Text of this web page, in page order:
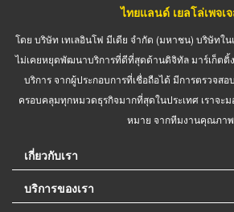
ไทยแลนด์ เยลโล่เพจเ
โดย บริษัท เทเลอินโฟ มีเดีย จำกัด (มหาชน) บริษัทใน
ไม่เคยหยุดพัฒนาบริการที่ดีที่สุดด้านดิจิทัล มาร์เก็ตติ้
บริการ จากผู้ประกอบการที่เชื่อถือได้ มีการตรวจส
ครอบคลุมทุกหมวดธุรกิจมากที่สุดในประเทศ เราจะ
หมาย จากทีมงานคุณภาพ
เกี่ยวกับเรา
บริการของเรา